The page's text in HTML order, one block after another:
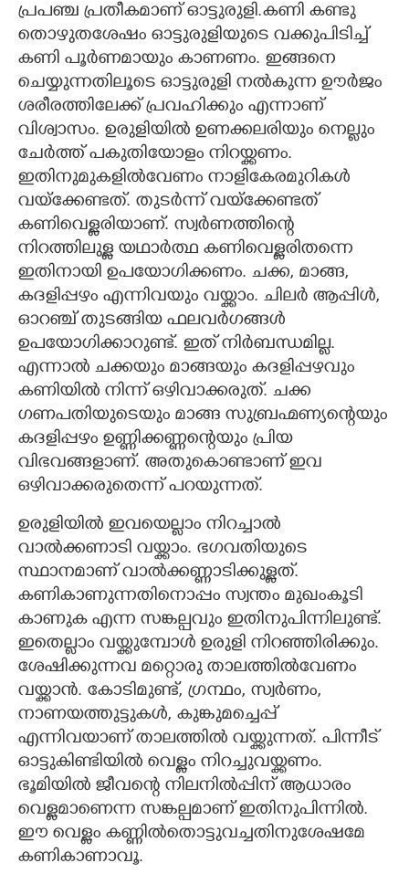
പ്രപഞ്ച പ്രതീകമാണ് ഓട്ടുരുളി.കണി കണ്ടു
തൊഴുതശേഷം ഓട്ടുരുളിയുടെ വക്കുപിടിച്ച്
കണി പൂർണമായും കാണണം. ഇങ്ങനെ
ചെയ്യുന്നതിലൂടെ ഓട്ടുരുളി നൽകുന്ന ഊർജം
ശരീരത്തിലേക്ക് പ്രവഹിക്കും എന്നാണ്
വിശ്വാസം. ഉരുളിയിൽ ഉണക്കലരിയും നെല്ലും
ചേർത്ത് പകുതിയോളം നിറയ്ക്കണം.
ഇതിനുമുകളിൽവേണം നാളികേരമുറികൾ
വയ്ക്കേണ്ടത്. തുടർന്ന് വയ്ക്കേണ്ടത്
കണിവെള്ളരിയാണ്. സ്വർണത്തിന്റെ
നിറത്തിലുള്ള യഥാർത്ഥ കണിവെള്ളരിതന്നെ
ഇതിനായി ഉപയോഗിക്കണം. ചക്ക, മാങ്ങ,
കദളിപ്പഴം എന്നിവയും വയ്ക്കാം. ചിലർ ആപ്പിൾ,
ഓറഞ്ച് തുടങ്ങിയ ഫലവർഗങ്ങൾ
ഉപയോഗിക്കാറുണ്ട്. ഇത് നിർബന്ധമില്ല.
എന്നാൽ ചക്കയും മാങ്ങയും കദളിപ്പഴവും
കണിയിൽ നിന്ന് ഒഴിവാക്കരുത്. ചക്ക
ഗണപതിയുടെയും മാങ്ങ സുബ്രഹ്മണ്യന്റെയും
കദളിപ്പഴം ഉണ്ണിക്കണ്ണന്റെയും പ്രിയ
വിഭവങ്ങളാണ്. അതുകൊണ്ടാണ് ഇവ
ഒഴിവാക്കരുതെന്ന് പറയുന്നത്.
ഉരുളിയിൽ ഇവയെല്ലാം നിറച്ചാൽ
വാൽക്കണാടി വയ്ക്കാം. ഭഗവതിയുടെ
സ്ഥാനമാണ് വാൽക്കണ്ണാടിക്കുള്ളത്.
കണികാണുന്നതിനൊപ്പം സ്വന്തം മുഖംകൂടി
കാണുക എന്ന സങ്കല്പവും ഇതിനുപിന്നിലുണ്ട്.
ഇതെല്ലാം വയ്ക്കുമ്പോൾ ഉരുളി നിറഞ്ഞിരിക്കും.
ശേഷിക്കുന്നവ മറ്റൊരു താലത്തിൽവേണം
വയ്ക്കാൻ. കോടിമുണ്ട്, ഗ്രന്ഥം, സ്വർണം,
നാണയത്തുട്ടുകൾ, കുങ്കുമച്ചെപ്പ്
എന്നിവയാണ് താലത്തിൽ വയ്ക്കുന്നത്. പിന്നീട്
ഓട്ടുകിണ്ടിയിൽ വെള്ളം നിറച്ചുവയ്ക്കണം.
ഭൂമിയിൽ ജീവന്റെ നിലനിൽപ്പിന് ആധാരം
വെള്ളമാണെന്ന സങ്കല്പമാണ് ഇതിനുപിന്നിൽ.
ഈ വെള്ളം കണ്ണിൽതൊട്ടുവച്ചതിനുശേഷമേ
കണികാണാവൂ.